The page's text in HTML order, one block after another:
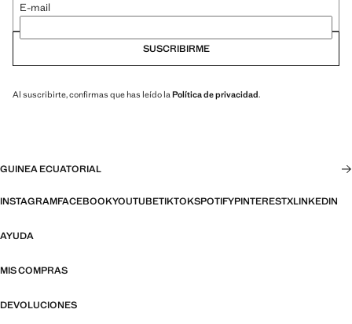
E-mail
SUSCRIBIRME
Al suscribirte, confirmas que has leído laPolítica de privacidad.
GUINEA ECUATORIAL
INSTAGRAMFACEBOOKYOUTUBETIKTOKSPOTIFYPINTERESTXLINKEDIN
AYUDA
MIS COMPRAS
DEVOLUCIONES